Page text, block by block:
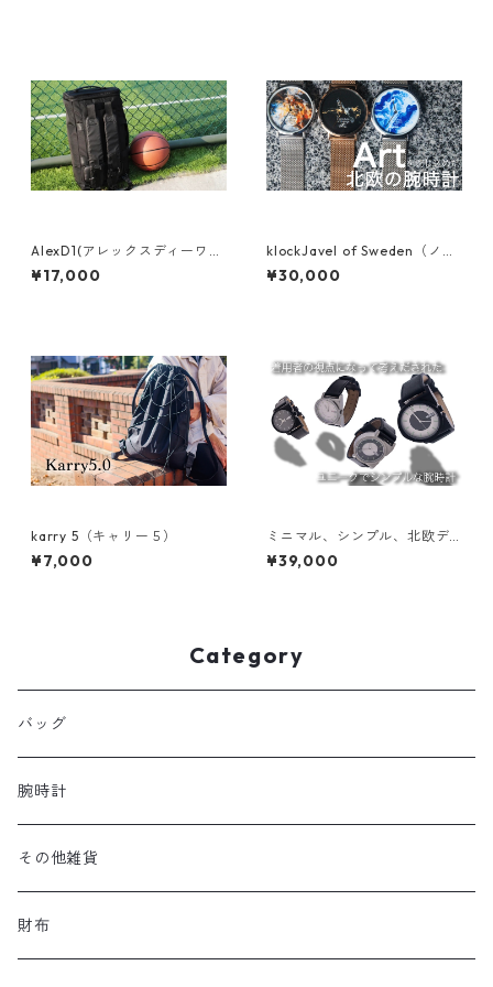
AlexD1(アレックスディーワ
ン)
¥17,000
klockJavel of Sweden（ノッ
クヤベル オブ スウェーデ
ン）
¥30,000
karry 5（キャリー５）
¥7,000
ミニマル、シンプル、北欧デ
ザイン。利便性を突き詰めた
「A-1 Automatic」
¥39,000
Category
バッグ
腕時計
その他雑貨
財布